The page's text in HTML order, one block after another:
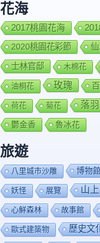
花海
2017桃園花海
2020桃園花彩節
士林官邸 木棉花
油桐花 玫瑰
荷花 菊花 落
鬱金香 魯冰花
旅遊
八里城市沙雕 博物
妖怪 展覽 山上
心鮮森林 故事館
歐式建築物 歷史文